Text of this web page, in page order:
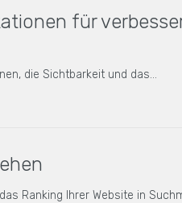
für
die Sichtbarkeit und das…
Ranking Ihrer Website in